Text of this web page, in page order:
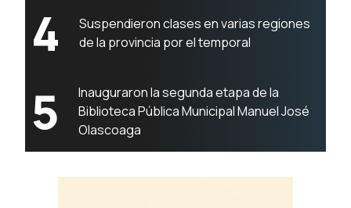
4
Suspendieron clases en varias regiones
de la provincia por el temporal
5
Inauguraron la segunda etapa de la
Biblioteca Pública Municipal Manuel José
Olascoaga